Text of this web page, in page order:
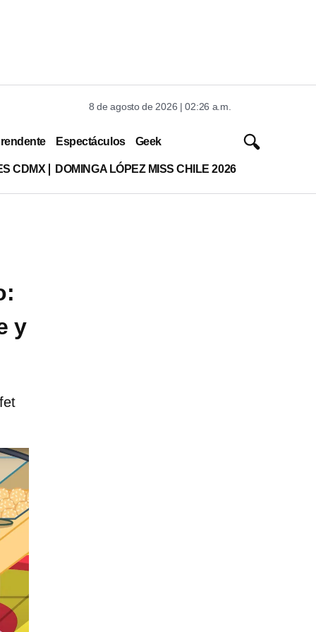
8 de agosto de 2026 | 02:26 a.m.
Espectáculos Geek
CDMX DOMINGA LÓPEZ MISS CHILE 2026
y